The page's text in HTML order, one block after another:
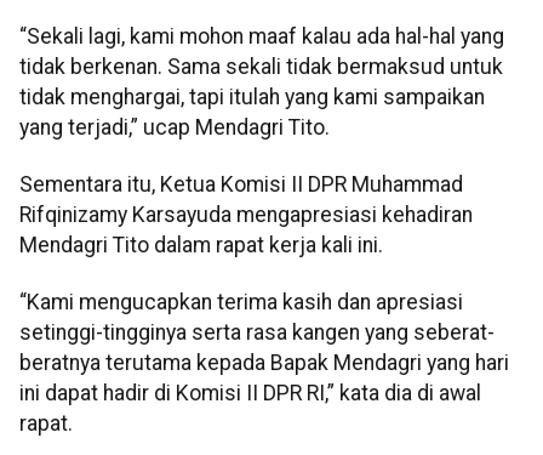
“Sekali lagi, kami mohon maaf kalau ada hal-hal yang
tidak berkenan. Sama sekali tidak bermaksud untuk
tidak menghargai, tapi itulah yang kami sampaikan
yang terjadi,” ucap Mendagri Tito.
Sementara itu, Ketua Komisi II DPR Muhammad
Rifqinizamy Karsayuda mengapresiasi kehadiran
Mendagri Tito dalam rapat kerja kali ini.
“Kami mengucapkan terima kasih dan apresiasi
setinggi-tingginya serta rasa kangen yang seberat-
beratnya terutama kepada Bapak Mendagri yang hari
ini dapat hadir di Komisi II DPR RI,” kata dia di awal
rapat.